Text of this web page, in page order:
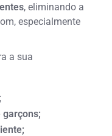
, eliminando a
especialmente
a sua